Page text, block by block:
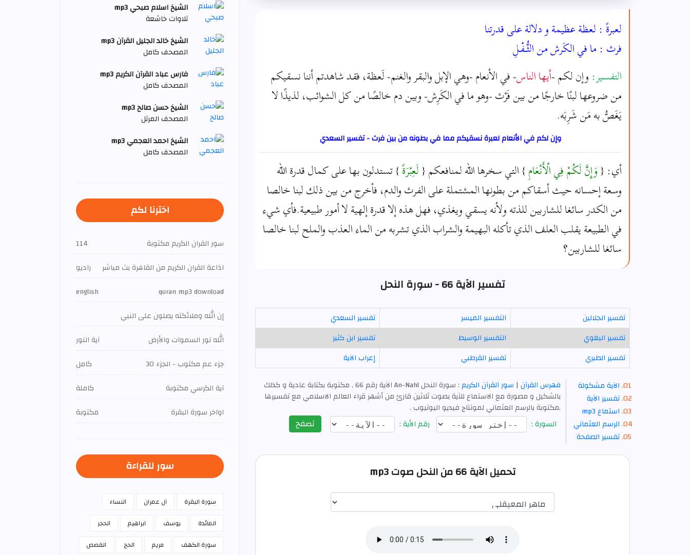
لعبرةً : لعظة عظيمة و دلالة على قدرتنا
فرث : ما في الكَرش من الثُّــفْـلِ
التفسير: وإن لكم -أيها الناس- في الأنعام -وهي الإبل والبقر والغنم- لَعظة، فقد شاهدتم أننا نسقيكم
من ضروعها لبنًا خارجًا من بين فَرْث -وهو ما في الكَرِش- وبين دم خالصًا من كل الشوائب، لذيذًا لا
يَغَصُّ به مَن شَرِبَه.
وإن لكم في الأنعام لعبرة نسقيكم مما في بطونه من بين فرث - تفسير السعدي
أي: {وَإِنَّ لَكُمْ فِي الْأَنْعَامِ} التي سخرها الله لمنافعكم {لَعِبْرَةً} تستدلون بها على كمال قدرة الله
وسعة إحسانه حيث أسقاكم من بطونها المشتملة على الفرث والدم، فأخرج من بين ذلك لبنا خالصا
من الكدر سائغا للشاربين للذته ولأنه يسقي ويغذي، فهل هذه إلا قدرة إلهية لا أمور طبيعية.فأي شيء
في الطبيعة يقلب العلف الذي تأكله البهيمة والشراب الذي تشربه من الماء العذب والملح لبنا خالصا
سائغا للشاربين؟
تفسير الآية 66 - سورة النحل
تفسير الجلالين التفسير الميسر
تفسير السعدي
تفسير البغوي
التفسير الوسيط
تفسير ابن كثير
تفسير الطبري
تفسير القرطبي إعراب الآية
الآية مشكولة
تفسير الآية
استماع mp3
الرسم العثماني
تفسير الصفحة
فهرس القرآن | سور القرآن الكريم
: سورة النحل An-Nahl الآية رقم 66 , مكتوبة بكتابة عادية و كذلك
بالشكيل و مصورة مع الاستماع للآية بصوت ثلاثين قارئ من أشهر قراء العالم الاسلامي مع تفسيرها
,مكتوبة بالرسم العثماني لمونتاج فيديو اليوتيوب .
السورة :
رقم الأية : تصفح
تحميل الآية 66 من النحل صوت mp3
اختيار قارئ الآية
الشيخ اسلام صبحي mp3
تلاوات خاشعة
الشيخ خالد الجليل القرآن mp3
المصحف كامل
فارس عباد القرآن الكريم mp3
المصحف كامل
الشيخ حسن صالح mp3
المصحف المرتل
الشيخ احمد العجمي mp3
المصحف كامل
اخترنا لكم
سور القران الكريم مكتوبة
114
اذاعة القران الكريم من القاهرة بث مباشر
راديو
quran mp3 download
english
إن الله وملائكته يصلون على النبي
الله نور السموات والأرض
آية النور
جزء عم مكتوب - الجزء 30
كامل
آية الكرسي مكتوبة
كاملة
اواخر سورة البقرة
مكتوبة
سور للقراءة
سورة البقرة آل عمران
النساء
المائدة
يوسف ابراهيم
الحجر
سورة الكهف
مريم الحج
القصص